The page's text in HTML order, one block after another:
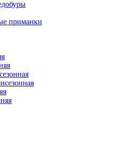
приманки